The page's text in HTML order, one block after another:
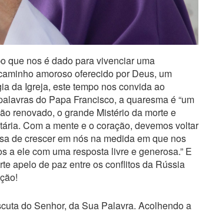
que nos é dado para vivenciar uma
amoroso oferecido por Deus, um
da Igreja, este tempo nos convida ao
do Papa Francisco, a quaresma é “um
renovado, o grande Mistério da morte e
Com a mente e o coração, devemos voltar
de crescer em nós na medida em que nos
ele com uma resposta livre e generosa.” E
apelo de paz entre os conflitos da Rússia
do Senhor, da Sua Palavra. Acolhendo a